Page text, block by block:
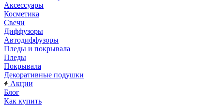
Аксессуары
Косметика
Свечи
Диффузоры
Автодиффузоры
Пледы и покрывала
Пледы
Покрывала
Декоративные подушки
Акции
Блог
Как купить